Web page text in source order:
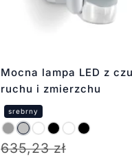
Mocna lampa LED z
ruchu i zmierzchu
635,23zł